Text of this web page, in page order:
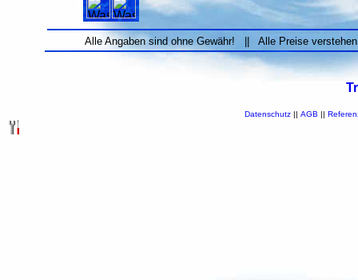
Alle Angaben sind ohne Gewähr! || Alle Preise
Datenschutz|| AGB ||